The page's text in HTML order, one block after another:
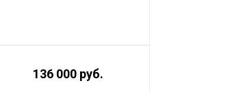
136 000 руб.